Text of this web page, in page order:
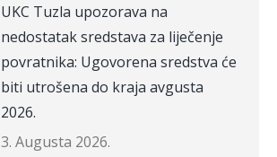
UKC Tuzla upozorava na
nedostatak sredstava za liječenje
povratnika: Ugovorena sredstva će
biti utrošena do kraja avgusta
2026.
3. Augusta 2026.